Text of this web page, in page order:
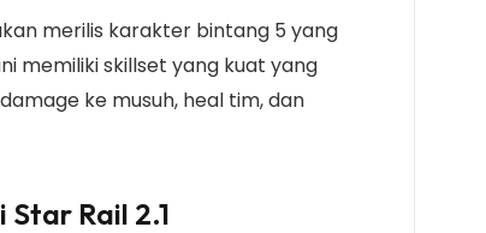
merilis karakter bintang 5 yang
memiliki skillset yang kuat yang
ke musuh, heal tim, dan
Rail 2.1